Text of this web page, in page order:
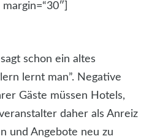
schon ein altes
lernt man”. Negative
Gäste müssen Hotels,
daher als Anreiz
und Angebote neu zu